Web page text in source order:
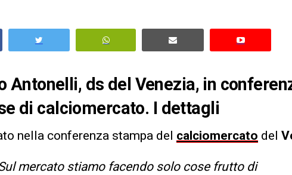
Antonelli, ds del Venezia, in
di calciomercato. I dettagli
nella conferenza stampa del calciomercato del
mercato stiamo facendo solo cose frutto di